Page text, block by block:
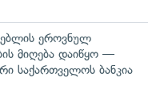
ეროვნულ
მიღება დაიწყო —
საქართველოს ბანკია